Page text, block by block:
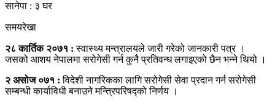
सानेपा : ३ घर
समयरेखा
२८ कार्तिक २०७१ : स्वास्थ्य मन्त्रालयले जारी गरेको जानकारी पत्र ।
जसको आशय नेपालमा सरोगेसी गर्न कुनै प्रतिवन्ध लगाइएको छैन भन्ने थियो ।
२ असोज ०७१ :विदेशी नागरिकका लागि सरोगेसी सेवा प्रदान गर्न सरोगेसी
सम्बन्धी कार्याविधी बनाउने मन्त्रिपरिषद्को निर्णय ।